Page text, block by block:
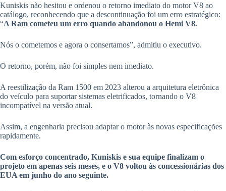
Kuniskis não hesitou e ordenou o retorno imediato do motor V8 ao
catálogo, reconhecendo que a descontinuação foi um erro estratégico:
“A Ram cometeu um erro quando abandonou o Hemi V8.
Nós o cometemos e agora o consertamos”, admitiu o executivo.
O retorno, porém, não foi simples nem imediato.
A reestilização da Ram 1500 em 2023 alterou a arquitetura eletrônica
do veículo para suportar sistemas eletrificados, tornando o V8
incompatível na versão atual.
Assim, a engenharia precisou adaptar o motor às novas especificações
rapidamente.
Com esforço concentrado, Kuniskis e sua equipe finalizam o
projeto em apenas seis meses, e o V8 voltou às concessionárias dos
EUA em junho do ano seguinte.